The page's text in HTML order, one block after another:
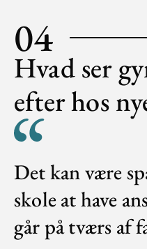
04
Hvad ser
efter hos
Det kan være
skole at have
går på tværs af